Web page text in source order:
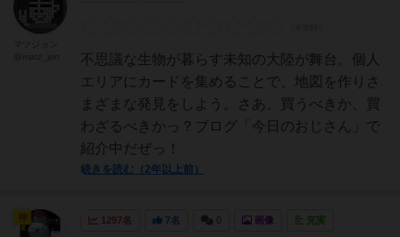
不思議な生物が暮らす未知の大陸が舞台。個人
エリアにカードを集めることで、地図を作りさ
まざまな発見をしよう。さあ、買うべきか、買
わざるべきかっ？ブログ「今日のおじさん」で
紹介中だぜっ！
続きを読む（2年以上前）
1297名 7名 画像 充実
神